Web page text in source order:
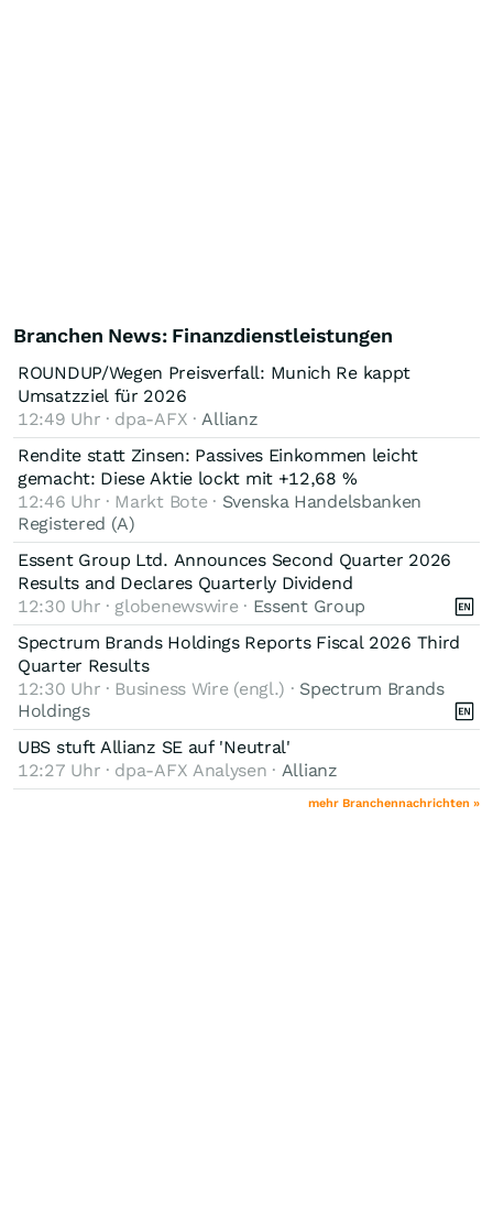
Branchen News: Finanzdienstleistungen
ROUNDUP/Wegen Preisverfall: Munich Re kappt
Umsatzziel für 2026
12:49 Uhr · dpa-AFX · Allianz
Rendite statt Zinsen: Passives Einkommen leicht
gemacht: Diese Aktie lockt mit +12,68 %
12:46 Uhr · Markt Bote · Svenska Handelsbanken
Registered (A)
Essent Group Ltd. Announces Second Quarter 2026
Results and Declares Quarterly Dividend
12:30 Uhr · globenewswire · Essent Group
Spectrum Brands Holdings Reports Fiscal 2026 Third
Quarter Results
12:30 Uhr · Business Wire (engl.) · Spectrum Brands
Holdings
UBS stuft Allianz SE auf 'Neutral'
12:27 Uhr · dpa-AFX Analysen · Allianz
mehr Branchennachrichten »